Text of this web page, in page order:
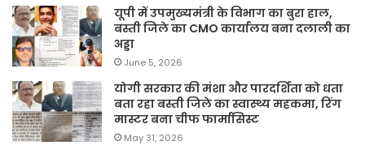
यूपी में उपमुख्यमंत्री के विभाग का बुरा हाल,
बस्ती जिले का CMO कार्यालय बना दलाली का
अड्डा
June 5, 2026
योगी सरकार की मंशा और पारदर्शिता को धता
बता रहा बस्ती जिले का स्वास्थ्य महकमा, रिंग
मास्टर बना चीफ फार्मासिस्ट
May 31, 2026